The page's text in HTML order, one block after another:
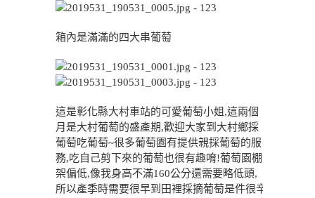
箱內是滿滿的四大串葡萄
這是彰化縣大村車站的可愛葡萄小姐,這兩個
月是大村葡萄的盛產期,歡迎大家到大村鄉採
葡萄吃葡萄~很多葡萄園有提供親採葡萄的服
務,吃自己剪下來的葡萄也很有趣唷!葡萄園棚
架偏低,像我身高不滿160公分還需要略低頭,
所以產季時需要很早到田裡採摘葡萄是件很辛